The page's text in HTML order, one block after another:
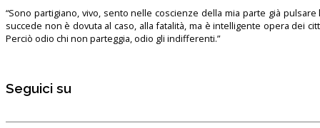
“Sono partigiano, vivo, sento nelle coscienze della mia parte già pulsare
succede non è dovuta al caso, alla fatalità, ma è intelligente opera dei
Perciò odio chi non parteggia, odio gli indifferenti.”
Seguici su